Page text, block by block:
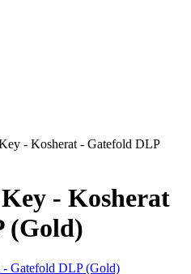
- Kosherat - Gatefold DLP
- Kosherat
(Gold)